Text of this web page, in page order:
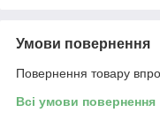
Умови повернення
Повернення товару
Всі умови повернення